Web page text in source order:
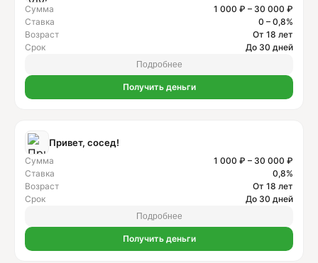
Сумма
1 000 ₽ – 30 000 ₽
Ставка
0 – 0,8%
Возраст
От 18 лет
Срок
До 30 дней
Подробнее
Получить деньги
Привет, сосед!
Сумма
1 000 ₽ – 30 000 ₽
Ставка
0,8%
Возраст
От 18 лет
Срок
До 30 дней
Подробнее
Получить деньги